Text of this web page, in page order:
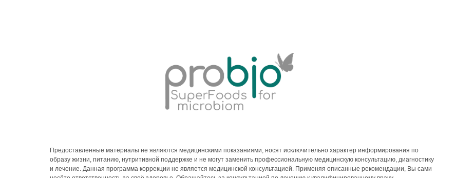
Предоставленные материалы не являются медицинскими показаниями, носят исключительно характер информирования по
образу жизни, питанию, нутритивной поддержке и не могут заменить профессиональную медицинскую консультацию, диагностику
и лечение. Данная программа коррекции не является медицинской консультацией. Применяя описанные рекомендации, Вы сами